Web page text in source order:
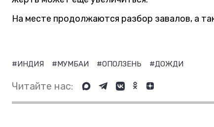
На месте продолжаются разбор завалов, а
#ИНДИЯ #МУМБАИ #ОПОЛЗЕНЬ #ДОЖДИ
Читайте нас: